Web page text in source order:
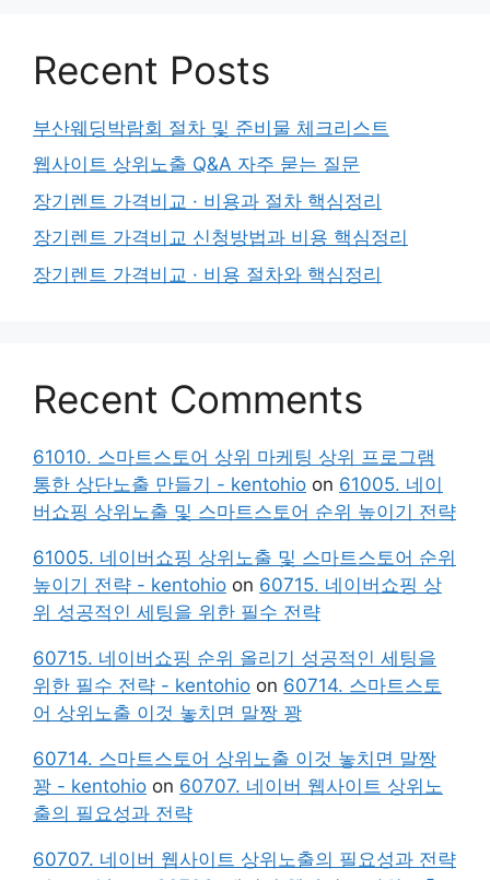
Recent Posts
부산웨딩박람회 절차 및 준비물 체크리스트
웹사이트 상위노출 Q&A 자주 묻는 질문
장기렌트 가격비교 · 비용과 절차 핵심정리
장기렌트 가격비교 신청방법과 비용 핵심정리
장기렌트 가격비교 · 비용 절차와 핵심정리
Recent Comments
61010. 스마트스토어 상위 마케팅 상위 프로그램
통한 상단노출 만들기 - kentohio on 61005. 네이
버쇼핑 상위노출 및 스마트스토어 순위 높이기 전략
61005. 네이버쇼핑 상위노출 및 스마트스토어 순위
높이기 전략 - kentohio on 60715. 네이버쇼핑 상
위 성공적인 세팅을 위한 필수 전략
60715. 네이버쇼핑 순위 올리기 성공적인 세팅을
위한 필수 전략 - kentohio on 60714. 스마트스토
어 상위노출 이것 놓치면 말짱 꽝
60714. 스마트스토어 상위노출 이것 놓치면 말짱
꽝 - kentohio on 60707. 네이버 웹사이트 상위노
출의 필요성과 전략
60707. 네이버 웹사이트 상위노출의 필요성과 전략